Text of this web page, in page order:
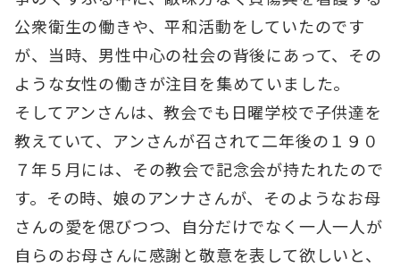
公衆衛生の働きや、平和活動をしていたのです
が、当時、男性中心の社会の背後にあって、その
ような女性の働きが注目を集めていました。
そしてアンさんは、教会でも日曜学校で子供達を
教えていて、アンさんが召されて二年後の１９０
７年５月には、その教会で記念会が持たれたので
す。その時、娘のアンナさんが、そのようなお母
さんの愛を偲びつつ、自分だけでなく一人一人が
自らのお母さんに感謝と敬意を表して欲しいと、